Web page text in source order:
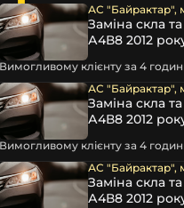
АС "Байрактар",
Заміна скла
А4В8 2012
Вимогливому клієнту за 4
АС "Байрактар",
Заміна скла
А4В8 2012
Вимогливому клієнту за 4
АС "Байрактар",
Заміна скла
А4В8 2012